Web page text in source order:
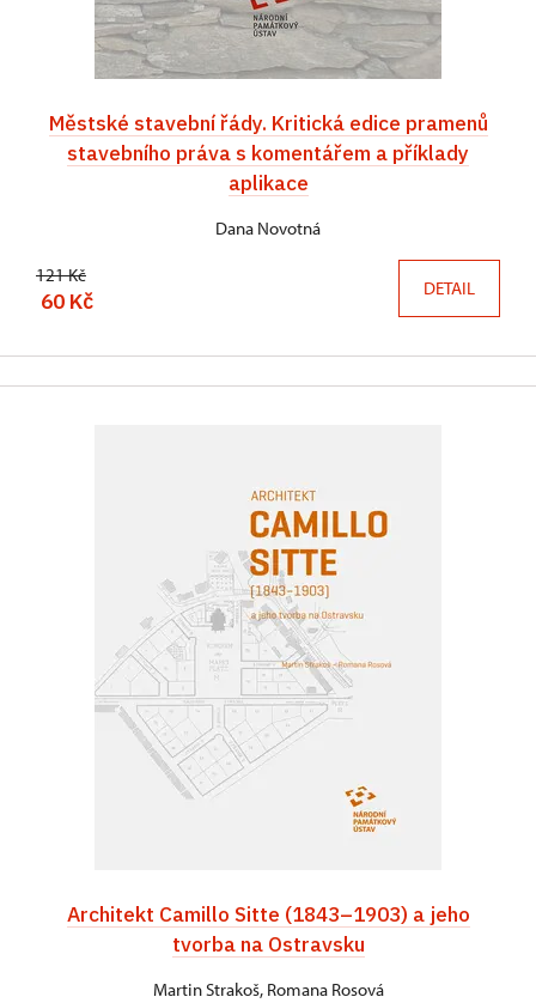
Městské stavební řády. Kritická edice pramenů
stavebního práva s komentářem a příklady
aplikace
Dana Novotná
121 Kč
60 Kč DETAIL
Architekt Camillo Sitte (1843–1903) a jeho
tvorba na Ostravsku
Martin Strakoš, Romana Rosová